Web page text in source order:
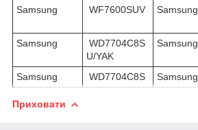
Samsung
WF7600SUV Samsung
Samsung
WD7704C8S
U/YAK
Samsung
Samsung
WD7704C8S Samsung
Приховати